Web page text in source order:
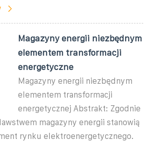
Magazyny energii niezbędnym
elementem transformacji
energetyczne
Magazyny energii niezbędnym
elementem transformacji
energetycznej Abstrakt: Zgodnie
magazyny energii stanowią
rynku elektroenergetycznego.